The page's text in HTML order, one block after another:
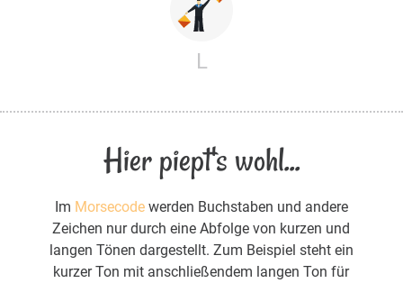
L
Hier piept's wohl...
Im Morsecodewerden Buchstaben und andere
Zeichen nur durch eine Abfolge von kurzen und
langen Tönen dargestellt. Zum Beispiel steht ein
kurzer Ton mit anschließendem langen Ton für